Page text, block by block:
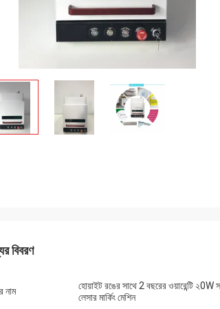
বিবরণ
নাম
হোয়াইট রঙের সাথে 2 বছরের ওয়ারেন্টি ২0W
লেসার মার্কিং মেশিন